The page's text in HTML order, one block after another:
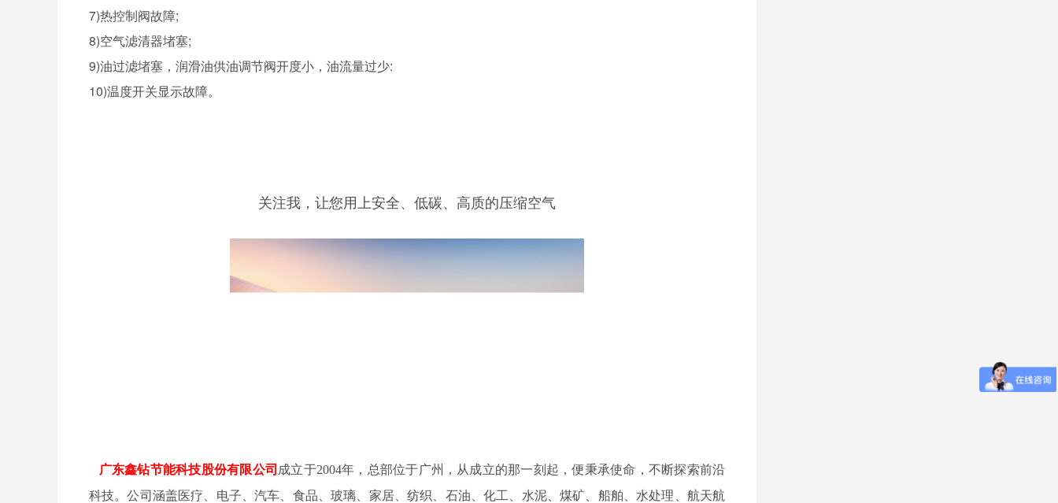
7)热控制阀故障;
8)空气滤清器堵塞;
9)油过滤堵塞，润滑油供油调节阀开度小，油流量过少:
10)温度开关显示故障。
关注我，让您用上安全、低碳、高质的压缩空气
广东鑫钻节能科技股份有限公司 成立于2004年，总部位于广州，从成立的那一刻起，便秉承使命，不断探索前沿
科技。公司涵盖医疗、电子、汽车、食品、玻璃、家居、纺织、石油、化工、水泥、煤矿、船舶、水处理、航天航